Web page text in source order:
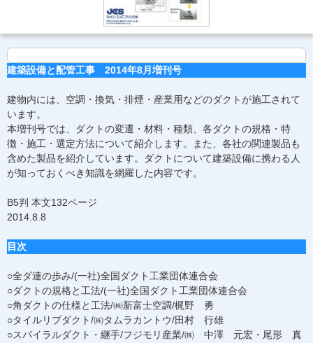
建築設備と配管工事 2014年8月増刊号
建物内には、空調・換気・排煙・産業用などのダクトが施工されて
います。
本増刊号では、ダクトの変遷・材料・種類、各ダクトの規格・特
徴・施工・選定方法について紹介します。また、各社の関連製品も
含めた製品を紹介しています。ダクトについて建築設備に携わる人
が知っておくべき知識を網羅した内容です。
B5判 本文132ページ
2014.8.8
目次
○全ダ連の歩み/(一社)全国ダクト工業団体連合会
○ダクトの規格と工法/(一社)全国ダクト工業団体連合会
○角ダクトの仕様と工法/㈱新富士空調/梶野 勇
○タイルリブダクト/㈱タムラカントウ/田村 行雄
○スパイラルダクト・継手/フジモリ産業/㈱ 中澤 元宏・尾形 真